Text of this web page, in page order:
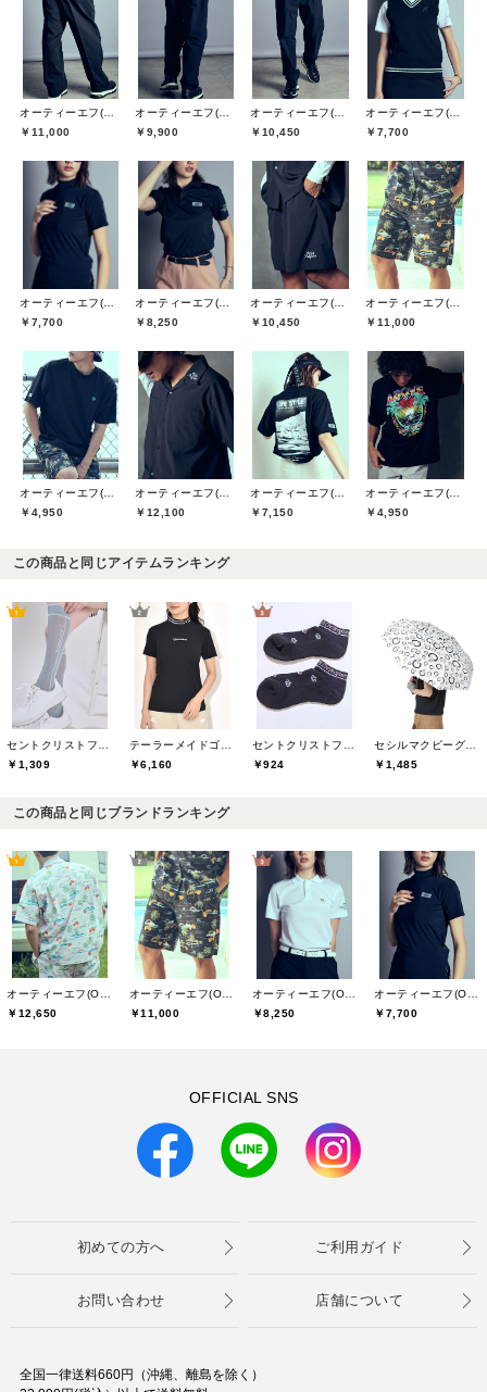
￥11,000
￥9,900
￥10,450
￥7,700
￥7,700
￥8,250
￥10,450
￥11,000
￥4,950
￥12,100
￥7,150
￥4,950
この商品と同じアイテムランキング
￥1,309
￥6,160
￥924
￥1,485
この商品と同じブランドランキング
￥12,650
オーティーエフ(O.T.F)
￥11,000
オーティーエフ(O.T.F)
￥8,250
オーティーエフ(O.T.F)
￥7,700
OFFICIAL SNS
初めての方へ ご利用ガイド
お問い合わせ 店舗について
全国一律送料660円（沖縄、離島を除く）